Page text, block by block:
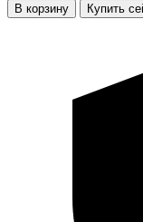
В корзину Купить